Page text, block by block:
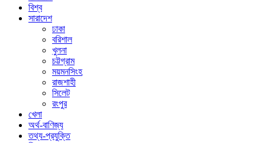
বিশ্ব
সারাদেশ
ঢাকা
বরিশাল
খুলনা
চট্টগ্রাম
ময়মনসিংহ
রাজশাহী
সিলেট
রংপুর
খেলা
অর্থ-বাণিজ্য
তথ্য-প্রযুক্তি